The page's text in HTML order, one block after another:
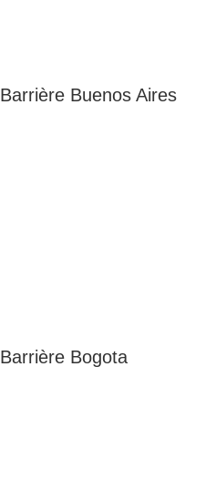
Barrière Buenos Aires
Barrière Bogota